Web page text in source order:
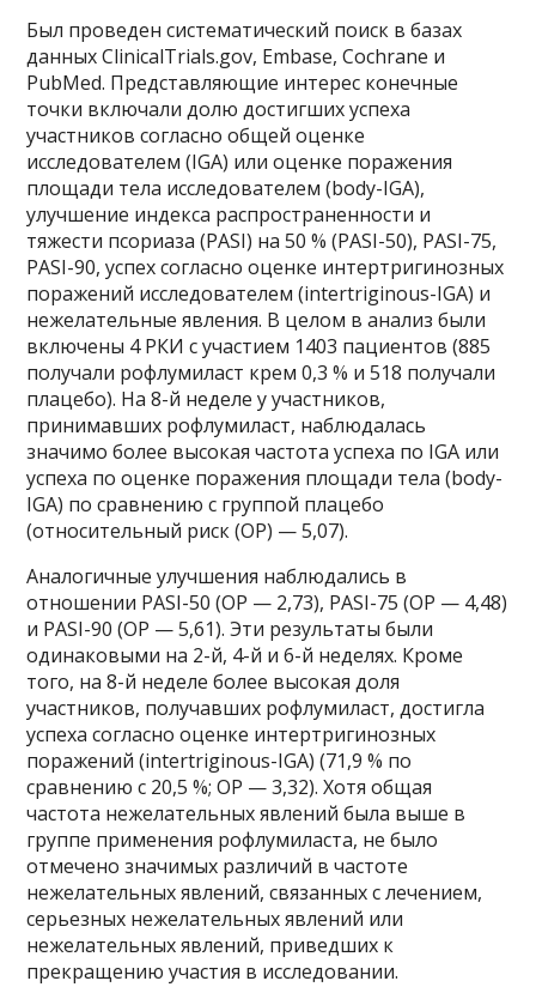
Был проведен систематический поиск в базах
данных ClinicalTrials.gov, Embase, Cochrane и
PubMed. Представляющие интерес конечные
точки включали долю достигших успеха
участников согласно общей оценке
исследователем (IGA) или оценке поражения
площади тела исследователем (body-IGA),
улучшение индекса распространенности и
тяжести псориаза (PASI) на 50 % (PASI-50), PASI-75,
PASI-90, успех согласно оценке интертригинозных
поражений исследователем (intertriginous-IGA) и
нежелательные явления. В целом в анализ были
включены 4 РКИ с участием 1403 пациентов (885
получали рофлумиласт крем 0,3 % и 518 получали
плацебо). На 8-й неделе у участников,
принимавших рофлумиласт, наблюдалась
значимо более высокая частота успеха по IGA или
успеха по оценке поражения площади тела (body-
IGA) по сравнению с группой плацебо
(относительный риск (ОР) — 5,07).
Аналогичные улучшения наблюдались в
отношении PASI-50 (ОР — 2,73), PASI-75 (ОР — 4,48)
и PASI-90 (ОР — 5,61). Эти результаты были
одинаковыми на 2-й, 4-й и 6-й неделях. Кроме
того, на 8-й неделе более высокая доля
участников, получавших рофлумиласт, достигла
успеха согласно оценке интертригинозных
поражений (intertriginous-IGA) (71,9 % по
сравнению с 20,5 %; ОР — 3,32). Хотя общая
частота нежелательных явлений была выше в
группе применения рофлумиласта, не было
отмечено значимых различий в частоте
нежелательных явлений, связанных с лечением,
серьезных нежелательных явлений или
нежелательных явлений, приведших к
прекращению участия в исследовании.